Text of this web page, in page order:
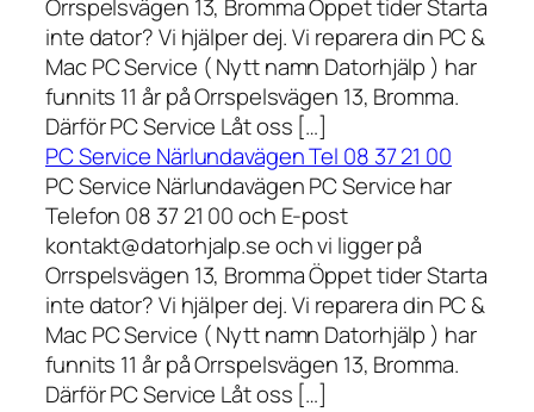
Orrspelsvägen 13, Bromma Öppet tider Starta
inte dator? Vi hjälper dej. Vi reparera din PC &
Mac PC Service ( Nytt namn Datorhjälp ) har
funnits 11 år på Orrspelsvägen 13, Bromma.
Därför PC Service Låt oss […]
PC Service Närlundavägen Tel 08 37 21 00
PC Service Närlundavägen PC Service har
Telefon 08 37 21 00 och E-post
kontakt@datorhjalp.se och vi ligger på
Orrspelsvägen 13, Bromma Öppet tider Starta
inte dator? Vi hjälper dej. Vi reparera din PC &
Mac PC Service ( Nytt namn Datorhjälp ) har
funnits 11 år på Orrspelsvägen 13, Bromma.
Därför PC Service Låt oss […]